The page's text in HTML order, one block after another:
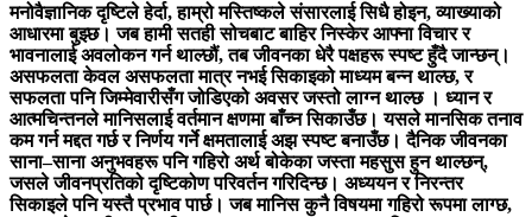
मनोवैज्ञानिक दृष्टिले हेर्दा, हाम्रो मस्तिष्कले संसारलाई सिधै होइन, व्याख्याको
आधारमा बुझ्छ। जब हामी सतही सोचबाट बाहिर निस्केर आफ्ना विचार र
भावनालाई अवलोकन गर्न थाल्छौं, तब जीवनका धेरै पक्षहरू स्पष्ट हुँदै जान्छन्।
असफलता केवल असफलता मात्र नभई सिकाइको माध्यम बन्न थाल्छ, र
सफलता पनि जिम्मेवारीसँग जोडिएको अवसर जस्तो लाग्न थाल्छ । ध्यान र
आत्मचिन्तनले मानिसलाई वर्तमान क्षणमा बाँच्न सिकाउँछ। यसले मानसिक तनाव
कम गर्न मद्दत गर्छ र निर्णय गर्ने क्षमतालाई अझ स्पष्ट बनाउँछ। दैनिक जीवनका
साना–साना अनुभवहरू पनि गहिरो अर्थ बोकेका जस्ता महसुस हुन थाल्छन्,
जसले जीवनप्रतिको दृष्टिकोण परिवर्तन गरिदिन्छ। अध्ययन र निरन्तर
सिकाइले पनि यस्तै प्रभाव पार्छ। जब मानिस कुनै विषयमा गहिरो रूपमा लाग्छ,